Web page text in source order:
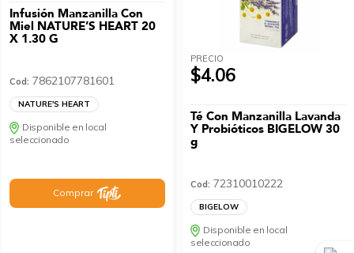
Infusión Manzanilla Con
Miel NATURE’S HEART 20
X 1.30 G
Cod: 7862107781601
NATURE'S HEART
Disponible en local
seleccionado
Comprar
PRECIO
$4.06
Té Con Manzanilla Lavanda
Y Probióticos BIGELOW 30
g
Cod: 72310010222
BIGELOW
Disponible en local
seleccionado